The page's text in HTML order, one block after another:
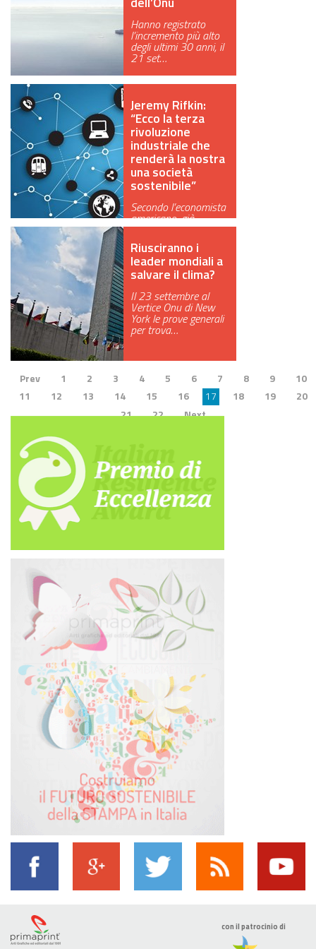
Hanno registrato
l’incremento più alto
degli ultimi 30 anni, il
21 set…
Jeremy Rifkin:
“Ecco la terza
rivoluzione
industriale che
renderà la nostra
una società
sostenibile”
Secondo l’economista
americano, già
consulente per
Bruxelles, siamo al…
Riusciranno i
leader mondiali a
salvare il clima?
Il 23 settembre al
Vertice Onu di New
York le prove generali
per trova…
Prev 1 2 3 4 5 6 7 8 9
10
11
12 13 14 15 16 17 18 19
20
21
22 Next
con il patrocinio di